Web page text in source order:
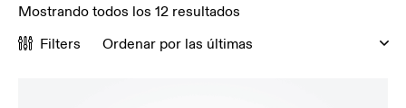
Mostrando todos los 12 resultados
Filters